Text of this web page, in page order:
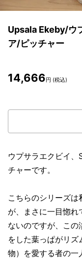
Upsala Ekeby/ウ
ア/ピッチャー
14,666円 (税込)
ウプサラエクビイ
チャーです。
こちらのシリーズ
が、まさに一目惚
ないのですが、こ
をした葉っぱがリ
物）を愛する者の一